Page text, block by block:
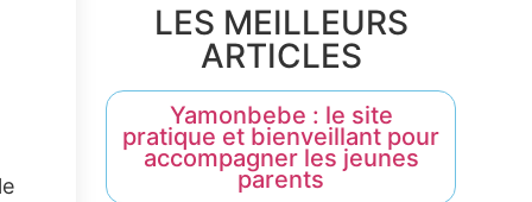
LES MEILLEURS
ARTICLES
Yamonbebe : le site
pratique et bienveillant pour
accompagner les jeunes
parents